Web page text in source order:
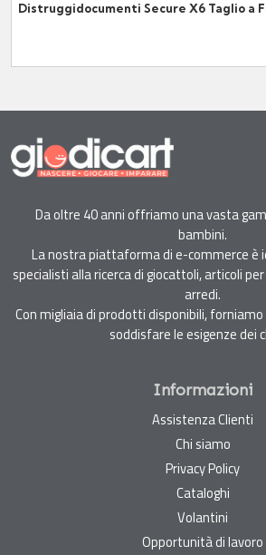
Distruggidocumenti Secure X6 Taglio a
Da oltre 40 anni offriamo una vasta
bambini.
La nostra piattaforma di e-commerce è
specialisti alla ricerca di giocattoli, articoli
arredi.
Con migliaia di prodotti disponibili,
soddisfare le esigenze dei
Informazioni
Assistenza Clienti
Chi siamo
Privacy Policy
Cataloghi
Volantini
Opportunità di lavoro